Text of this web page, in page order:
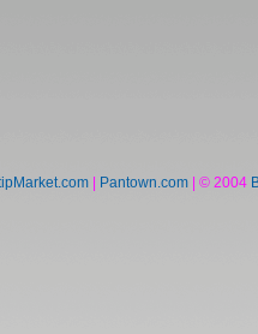
Pantown.com | © 2004